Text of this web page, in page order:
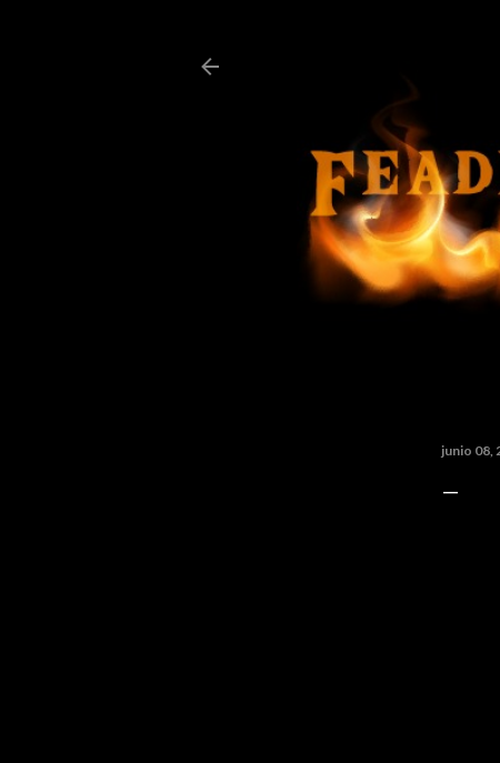
junio 08,